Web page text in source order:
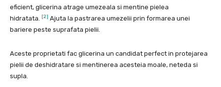
eficient, glicerina atrage umezeala si mentine pielea
hidratata.
[2] Ajuta la pastrarea umezelii prin formarea unei
bariere peste suprafata pielii.
Aceste proprietati fac glicerina un candidat perfect in protejarea
pielii de deshidratare si mentinerea acesteia moale, neteda si
supla.